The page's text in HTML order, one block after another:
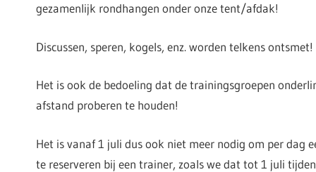
gezamenlijk rondhangen onder onze tent/afdak!
Discussen, speren, kogels, enz. worden telkens ontsmet!
Het is ook de bedoeling dat de trainingsgroepen
afstand proberen te houden!
Het is vanaf 1 juli dus ook niet meer nodig om per dag
te reserveren bij een trainer, zoals we dat tot 1 juli